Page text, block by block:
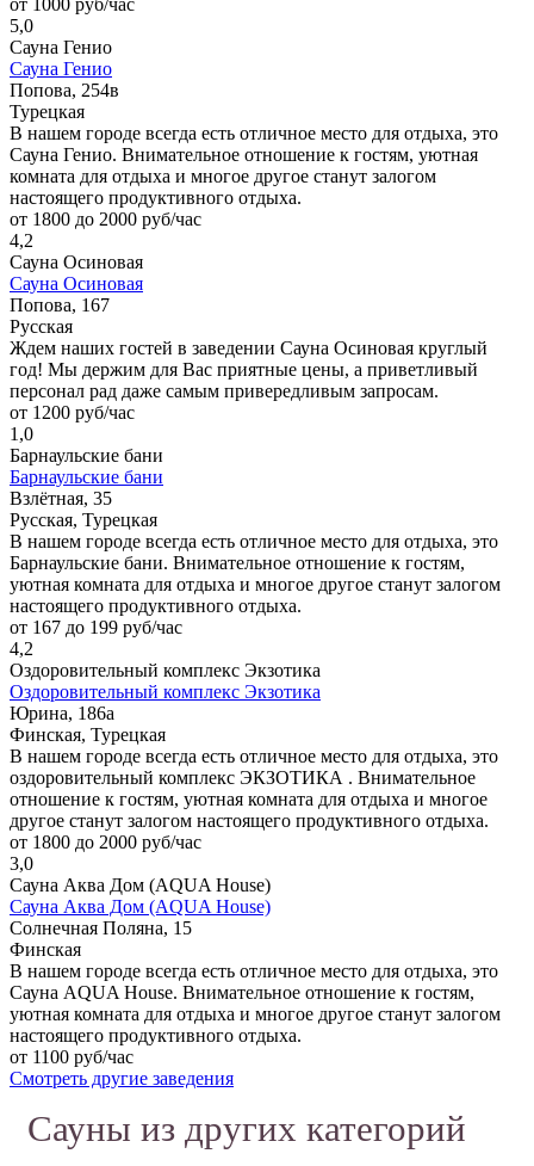
5,0
Сауна Генио
Сауна Генио
Попова, 254в
Турецкая
В нашем городе всегда есть отличное место для отдыха, это
Сауна Генио. Внимательное отношение к гостям, уютная
комната для отдыха и многое другое станут залогом
настоящего продуктивного отдыха.
от 1800 до 2000 руб/час
4,2
Сауна Осиновая
Сауна Осиновая
Попова, 167
Русская
Ждем наших гостей в заведении Сауна Осиновая круглый
год! Мы держим для Вас приятные цены, а приветливый
персонал рад даже самым привередливым запросам.
от 1200 руб/час
1,0
Барнаульские бани
Барнаульские бани
Взлётная, 35
Русская, Турецкая
В нашем городе всегда есть отличное место для отдыха, это
Барнаульские бани. Внимательное отношение к гостям,
уютная комната для отдыха и многое другое станут залогом
настоящего продуктивного отдыха.
от 167 до 199 руб/час
4,2
Оздоровительный комплекс Экзотика
Оздоровительный комплекс Экзотика
Юрина, 186а
Финская, Турецкая
В нашем городе всегда есть отличное место для отдыха, это
оздоровительный комплекс ЭКЗОТИКА . Внимательное
отношение к гостям, уютная комната для отдыха и многое
другое станут залогом настоящего продуктивного отдыха.
от 1800 до 2000 руб/час
3,0
Сауна Аква Дом (AQUA House)
Сауна Аква Дом (AQUA House)
Солнечная Поляна, 15
Финская
В нашем городе всегда есть отличное место для отдыха, это
Сауна AQUA House. Внимательное отношение к гостям,
уютная комната для отдыха и многое другое станут залогом
настоящего продуктивного отдыха.
от 1100 руб/час
Смотреть другие заведения
Сауны из других категорий